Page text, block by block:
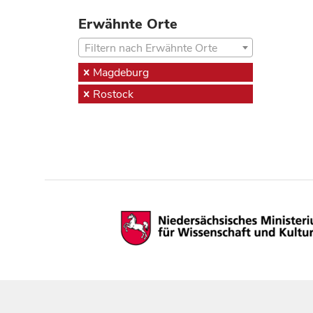
Erwähnte Orte
Filtern nach Erwähnte Orte
Magdeburg
Rostock